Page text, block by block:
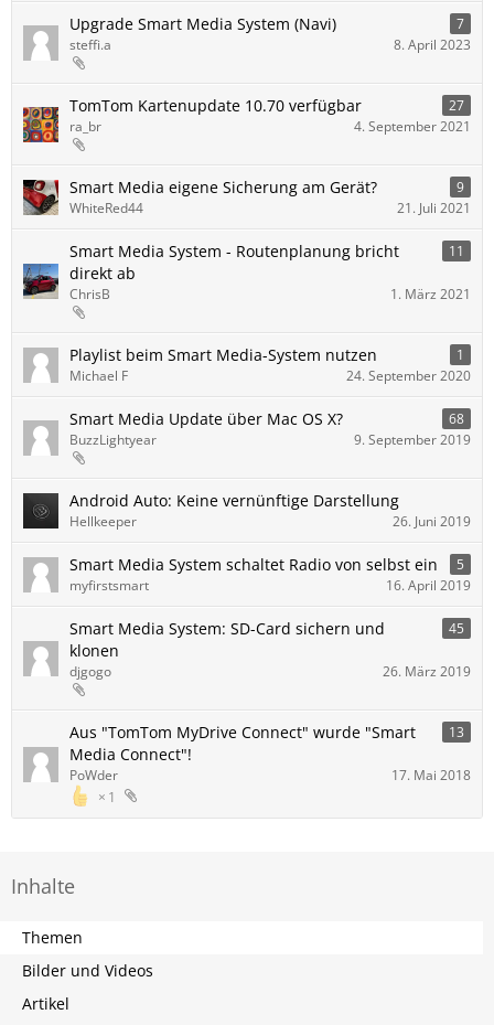
Upgrade Smart Media System (Navi)
7
steffi.a
8. April 2023
TomTom Kartenupdate 10.70 verfügbar
27
ra_br
4. September 2021
Smart Media eigene Sicherung am Gerät?
9
WhiteRed44
21. Juli 2021
Smart Media System - Routenplanung bricht
direkt ab
11
ChrisB 1. März 2021
Playlist beim Smart Media-System nutzen
1
Michael F
24. September 2020
Smart Media Update über Mac OS X?
68
BuzzLightyear
9. September 2019
Android Auto: Keine vernünftige Darstellung
Hellkeeper 26. Juni 2019
Smart Media System schaltet Radio von selbst ein
5
myfirstsmart
16. April 2019
Smart Media System: SD-Card sichern und
klonen
45
djgogo 26. März 2019
Aus "TomTom MyDrive Connect" wurde "Smart
Media Connect"!
13
1
PoWder 17. Mai 2018
Inhalte
Themen
Bilder und Videos
Artikel